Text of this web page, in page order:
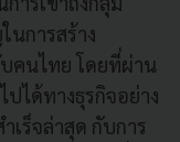
นการสร้าง
คนไทย โดยที่ผ่าน
ได้ทางธุรกิจอย่าง
เร็จล่าสุด กับการ